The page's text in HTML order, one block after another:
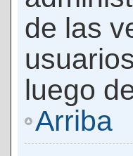
de las
luego
Arriba